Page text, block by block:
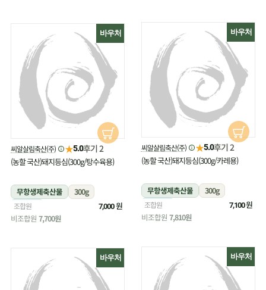
바우처
씨알살림축산(주) ★5.0후기 2
(농할 국산)돼지등심(300g/카레용)
무항생제축산물
300g
냉장
조합원 7,100원
비조합원 7,810원
바우처
씨알살림축산(주) ★5.0후기 2
(농할 국산)돼지등심(300g/탕수육용)
무항생제축산물
300g
냉장
조합원 7,000원
비조합원 7,700원
바우처
바우처